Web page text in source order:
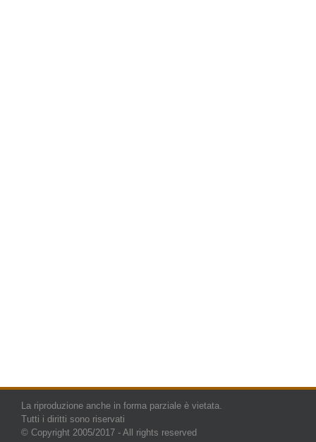
La riproduzione anche in forma parziale è vietata.
Tutti i diritti sono riservati
© Copyright 2005/2017 - All rights reserved